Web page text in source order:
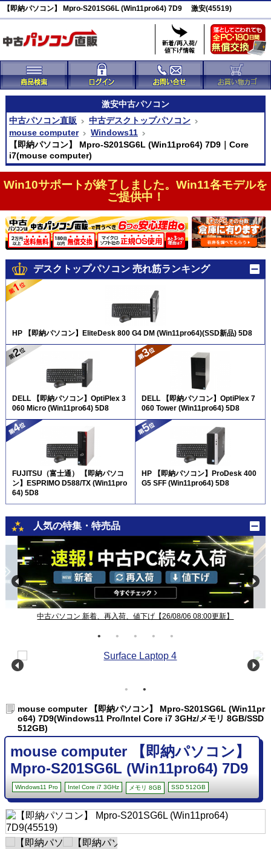
【即納パソコン】 Mpro-S201SG6L (Win11pro64) 7D9 激安(45519)
激安中古パソコン
中古パソコン直販
中古デスクトップパソコン
mouse computer
Windows11
【即納パソコン】 Mpro-S201SG6L (Win11pro64) 7D9｜Core
i7(mouse computer)
Win10サポートが終了しました。Win11各モデルを
ご提供中！
デスクトップパソコン 売れ筋ランキング
HP 【即納パソコン】EliteDesk 800 G4 DM (Win11pro64)(SSD新品) 5D8
DELL 【即納パソコン】OptiPlex 3
060 Micro (Win11pro64) 5D8
DELL 【即納パソコン】OptiPlex 7
060 Tower (Win11pro64) 5D8
FUJITSU（富士通） 【即納パソコ
ン】ESPRIMO D588/TX (Win11pro
64) 5D8
HP 【即納パソコン】ProDesk 400
G5 SFF (Win11pro64) 5D8
人気の特集・特売品
中古パソコン 新着、再入荷、値下げ【26/08/06 08:00更新】
mouse computer 【即納パソコン】 Mpro-S201SG6L (Win11pr
o64) 7D9(Windows11 Pro/Intel Core i7 3GHz/メモリ 8GB/SSD
512GB)
mouse computer 【即納パソコン】
Mpro-S201SG6L (Win11pro64) 7D9
Windows11 Pro Intel Core i7 3GHz メモリ 8GB SSD 512GB